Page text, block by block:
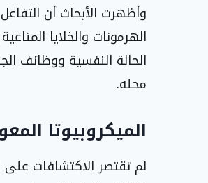
وأظهرت الأبحاث أن
الهرمونات والخلايا
الحالة النفسية ووظائف
محله.
الميكروبيوتا
لم تقتصر الاكتشافات